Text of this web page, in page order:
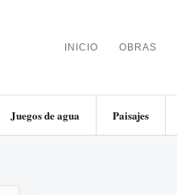
INICIO OBRAS
Juegos de agua Paisajes